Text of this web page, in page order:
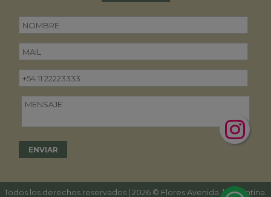
Todos los derechos reservados | 2026 © Flores Avenida. | Argentina.